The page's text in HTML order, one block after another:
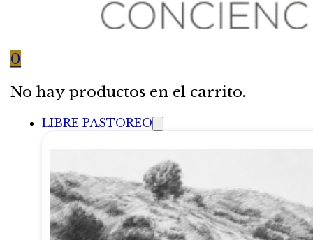
0
No hay productos en el carrito.
LIBRE PASTOREO